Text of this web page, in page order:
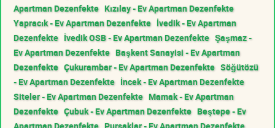
Apartman Dezenfekte Kızılay - Ev Apartman Dezenfekte
Yapracık - Ev Apartman Dezenfekte İvedik - Ev Apartman
Dezenfekte İvedik OSB - Ev Apartman Dezenfekte Şaşmaz -
Ev Apartman Dezenfekte Başkent Sanayisi - Ev Apartman
Dezenfekte Çukurambar - Ev Apartman Dezenfekte Söğütözü
- Ev Apartman Dezenfekte İncek - Ev Apartman Dezenfekte
Siteler - Ev Apartman Dezenfekte Mamak - Ev Apartman
Dezenfekte Çubuk - Ev Apartman Dezenfekte Beştepe - Ev